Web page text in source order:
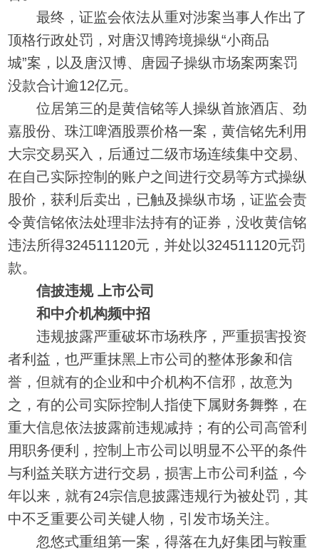
最终，证监会依法从重对涉案当事人作出了
顶格行政处罚，对唐汉博跨境操纵“小商品
城”案，以及唐汉博、唐园子操纵市场案两案罚
没款合计逾12亿元。
位居第三的是黄信铭等人操纵首旅酒店、劲
嘉股份、珠江啤酒股票价格一案，黄信铭先利用
大宗交易买入，后通过二级市场连续集中交易、
在自己实际控制的账户之间进行交易等方式操纵
股价，获利后卖出，已触及操纵市场，证监会责
令黄信铭依法处理非法持有的证券，没收黄信铭
违法所得324511120元，并处以324511120元罚
款。
信披违规 上市公司
和中介机构频中招
违规披露严重破坏市场秩序，严重损害投资
者利益，也严重抹黑上市公司的整体形象和信
誉，但就有的企业和中介机构不信邪，故意为
之，有的公司实际控制人指使下属财务舞弊，在
重大信息依法披露前违规减持；有的公司高管利
用职务便利，控制上市公司以明显不公平的条件
与利益关联方进行交易，损害上市公司利益，今
年以来，就有24宗信息披露违规行为被处罚，其
中不乏重要公司关键人物，引发市场关注。
忽悠式重组第一案，得落在九好集团与鞍重